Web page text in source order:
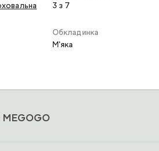
3 з 7
Обкладинка
М'яка
MEGOGO